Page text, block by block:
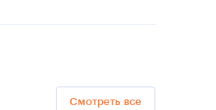
Смотреть все